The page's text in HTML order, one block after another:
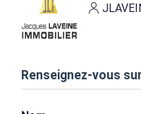
Renseignez-vous